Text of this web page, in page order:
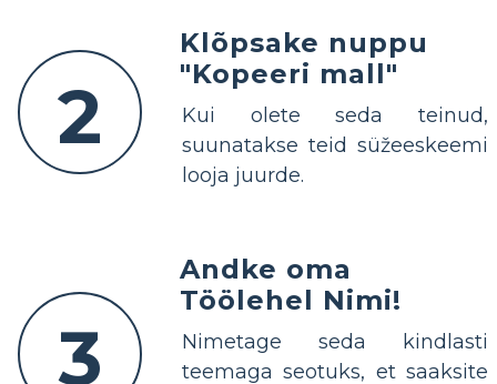
2
Klõpsake nuppu
"Kopeeri mall"
Kui olete seda teinud,
suunatakse teid süžeeskeemi
looja juurde.
3
Andke oma
Töölehel Nimi!
Nimetage seda kindlasti
teemaga seotuks, et saaksite